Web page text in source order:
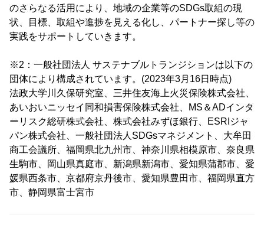
のさらなる活用により、地域の企業等のSDGs取組の現
状、目標、取組や進捗を見える化し、パートナー探し等の
実践をサポートしていきます。
※2：一般社団法人 サステナブルトランジションは以下の
団体により構成されています。(2023年3月16日時点)
法政大学川久保研究室、三井住友海上火災保険株式会社、
あいおいニッセイ同和損害保険株式会社、MS＆ADインタ
ーリスク総研株式会社、株式会社みずほ銀行、ESRIジャ
パン株式会社、一般社団法人SDGsマネジメント、大牟田
商工会議所、福岡県北九州市、神奈川県相模原市、奈良県
生駒市、岡山県真庭市、新潟県新潟市、愛知県蒲郡市、愛
媛県西条市、京都府京丹後市、愛知県豊田市、福岡県直方
市、静岡県富士宮市